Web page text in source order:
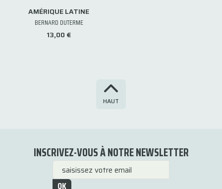
AMÉRIQUE LATINE
BERNARD DUTERME
13,00 €
HAUT
INSCRIVEZ-VOUS À NOTRE NEWSLETTER
OK